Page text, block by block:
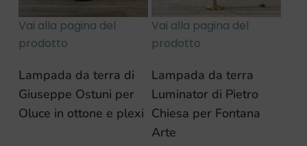
Vai alla pagina del
prodotto
Lampada da terra di
Giuseppe Ostuni per
Oluce in ottone e plexi
Vai alla pagina del
prodotto
Lampada da terra
Luminator di Pietro
Chiesa per Fontana
Arte